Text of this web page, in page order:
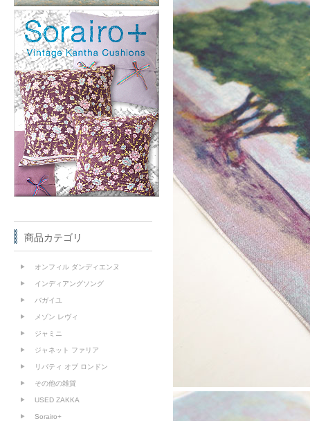
商品カテゴリ
オンフィル ダンディエンヌ
インディアングソング
バガイユ
メゾン レヴィ
ジャミニ
ジャネット ファリア
リバティ オブ ロンドン
その他の雑貨
USED ZAKKA
Sorairo+